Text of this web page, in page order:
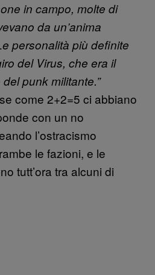
in campo, molte di
da un’anima
personalità più definite
del Virus, che era il
punk militante.”
come 2+2=5 ci abbiano
con un no
l’ostracismo
le fazioni, e le
tutt’ora tra alcuni di